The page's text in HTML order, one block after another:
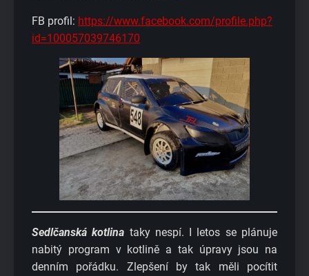
FB profil: https://www.facebook.com/profile.php?
id=100057039746170
Sedlčanská kotlina taky nespí. I letos se plánuje
nabitý program v kotlině a tak úpravy jsou na
denním pořádku. Zlepšení by tak měli pocítit